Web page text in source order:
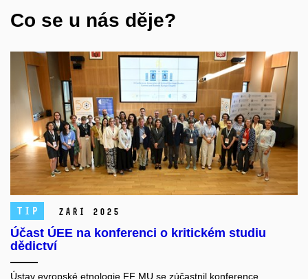
Co se u nás děje?
TIP září 2025
Účast ÚEE na konferenci o kritickém studiu
dědictví
Ústav evropské etnologie FF MU se zúčastnil konference